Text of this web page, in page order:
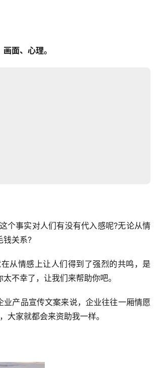
面、心理。
个事实对人们有没有代入感呢?无论从情
钱关系?
从情感上让人们得到了强烈的共鸣，是
不幸了，让我们来帮助你吧。
产品宣传文案来说，企业往往一厢情愿
大家就都会来资助我一样。